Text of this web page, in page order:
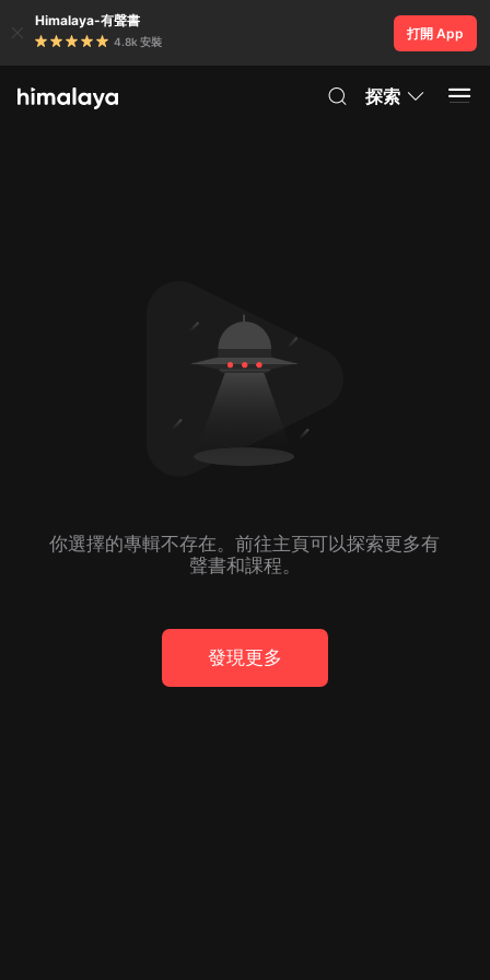
Himalaya-有聲書
4.8k 安裝
打開 App
探索
你選擇的專輯不存在。前往主頁可以探索更多有
聲書和課程。
發現更多